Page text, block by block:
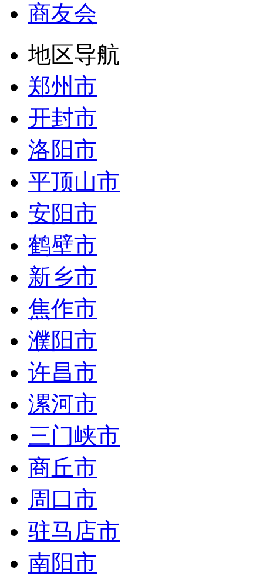
商友会
地区导航
郑州市
开封市
洛阳市
平顶山市
安阳市
鹤壁市
新乡市
焦作市
濮阳市
许昌市
漯河市
三门峡市
商丘市
周口市
驻马店市
南阳市